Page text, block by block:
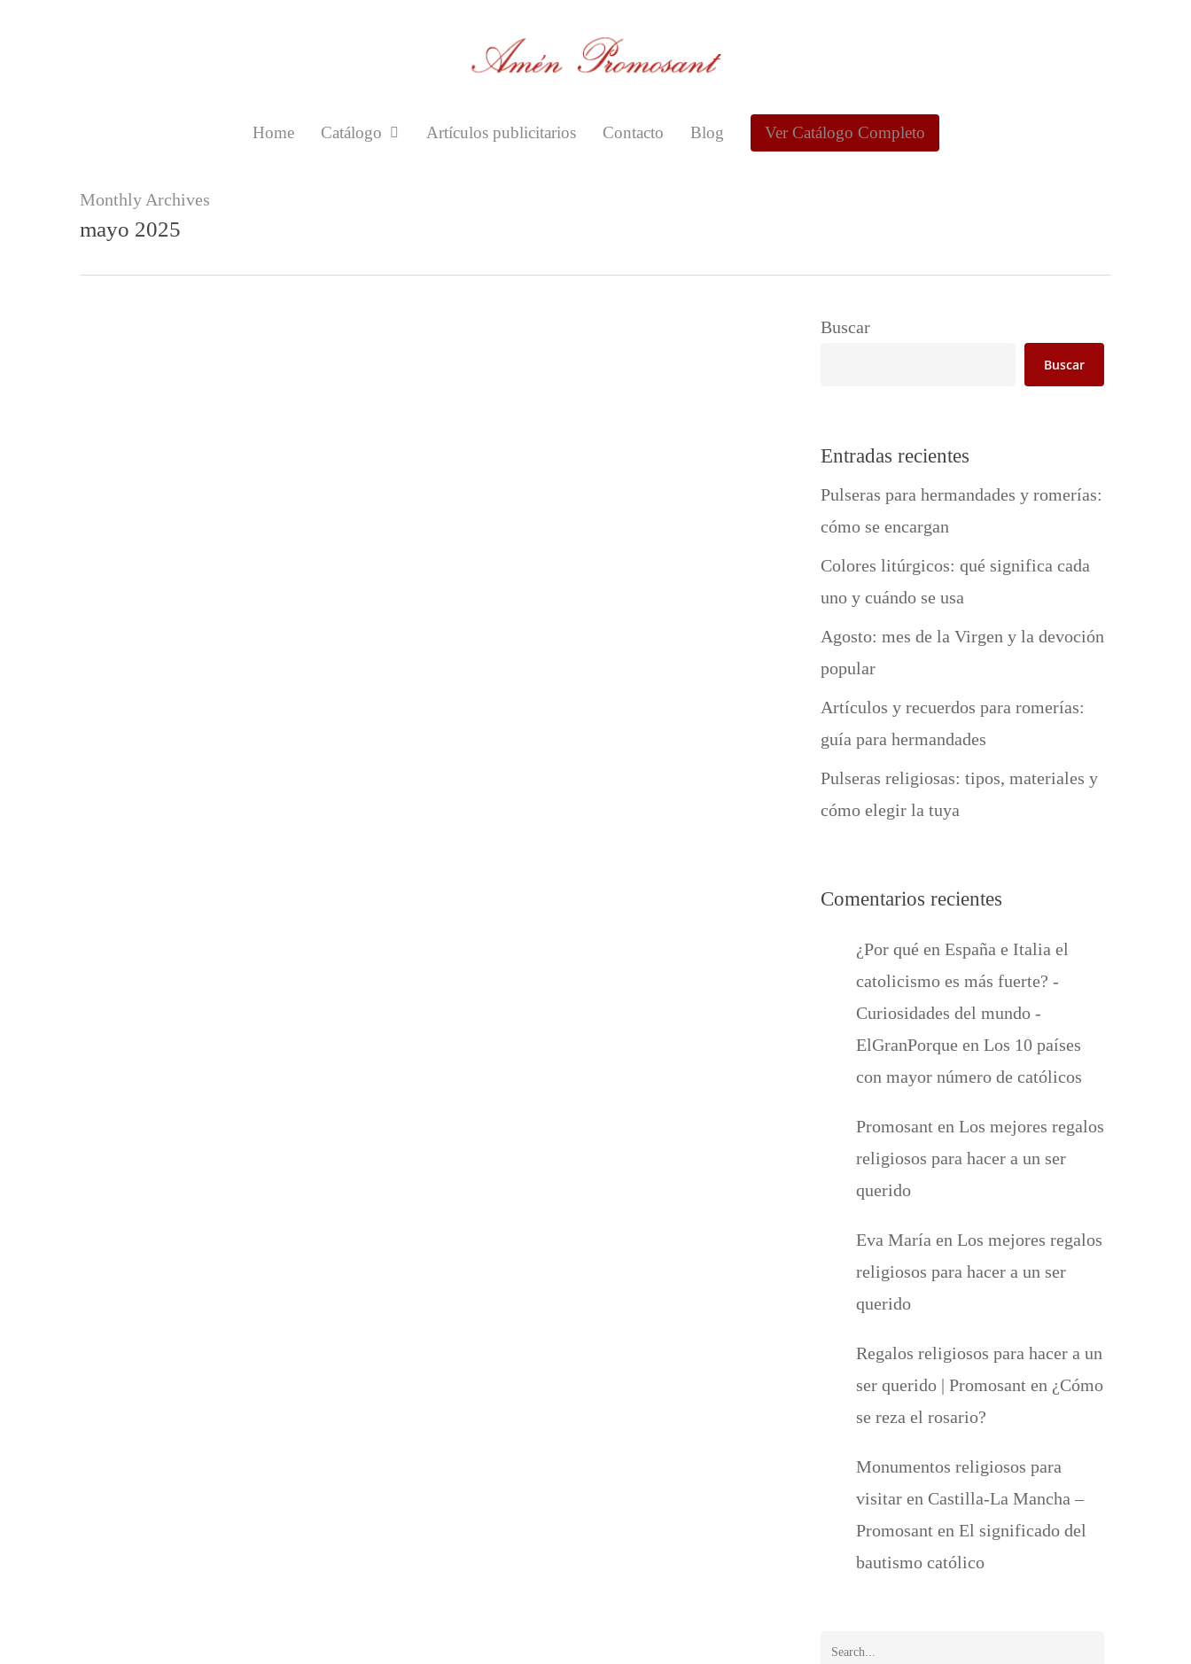
Home Catálogo Artículos publicitarios Contacto Blog Ver Catálogo Completo
Monthly Archives
mayo 2025
Buscar
Buscar
Entradas recientes
Pulseras para hermandades y romerías:
cómo se encargan
Colores litúrgicos: qué significa cada
uno y cuándo se usa
Agosto: mes de la Virgen y la devoción
popular
Artículos y recuerdos para romerías:
guía para hermandades
Pulseras religiosas: tipos, materiales y
cómo elegir la tuya
Comentarios recientes
¿Por qué en España e Italia el
catolicismo es más fuerte? -
Curiosidades del mundo -
ElGranPorque en Los 10 países
con mayor número de católicos
Promosant en Los mejores regalos
religiosos para hacer a un ser
querido
Eva María en Los mejores regalos
religiosos para hacer a un ser
querido
Regalos religiosos para hacer a un
ser querido | Promosant en ¿Cómo
se reza el rosario?
Monumentos religiosos para
visitar en Castilla-La Mancha –
Promosant en El significado del
bautismo católico